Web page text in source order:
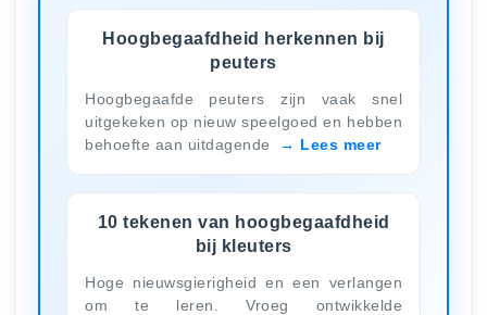
Hoogbegaafdheid herkennen bij
peuters
Hoogbegaafde peuters zijn vaak snel
uitgekeken op nieuw speelgoed en hebben
behoefte aan uitdagende
Lees meer
10 tekenen van hoogbegaafdheid
bij kleuters
Hoge nieuwsgierigheid en een verlangen
om te leren. Vroeg ontwikkelde